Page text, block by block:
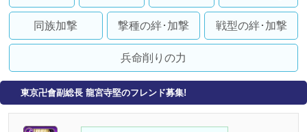
同族加撃 撃種の絆･加撃 戦型の絆･加撃
兵命削りの力
東京卍會副総長 龍宮寺堅のフレンド募集!